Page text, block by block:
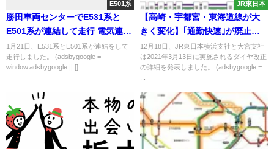
E501系
勝田車両センターでE531系と
E501系が連結して走行 電気連結
器を無視
1月21日、E531系とE501系が連結をして
走行しました。 (adsbygoogle =
window.adsbygoogle || []...
JR東日本
【高崎・宇都宮・東海道線が大
きく変化】｢通勤快速｣が廃止さ
れ東大宮に全列車が停車 普通列
車・特急が減便
12月18日、JR東日本横浜支社と大宮支社
は2021年3月13日に実施されるダイヤ改正
の詳細を発表しました。 (adsbygoogle =